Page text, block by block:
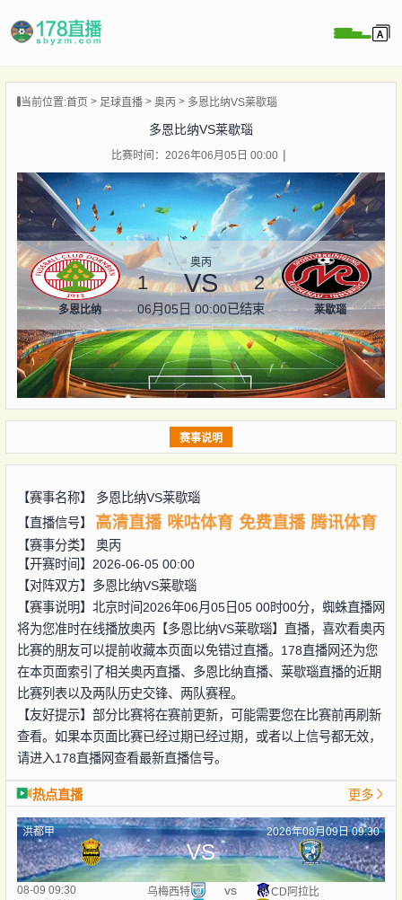
当前位置:首页 足球直播 奥丙 多恩比纳VS莱歇瑙
多恩比纳VS莱歇瑙
比赛时间：2026年06月05日 00:00
多恩比纳
奥丙
1 VS 2
06月05日 00:00已结束 莱歇瑙
赛事说明
【赛事名称】 多恩比纳VS莱歇瑙
【直播信号】
高清直播 咪咕体育 免费直播 腾讯体育
【赛事分类】 奥丙
【开赛时间】2026-06-05 00:00
【对阵双方】 多恩比纳VS莱歇瑙
【赛事说明】北京时间2026年06月05日05 00时00分，蜘蛛直播网
将为您准时在线播放奥丙【多恩比纳VS莱歇瑙】直播，喜欢看奥丙
比赛的朋友可以提前收藏本页面以免错过直播。178直播网还为您
在本页面索引了相关奥丙直播、多恩比纳直播、莱歇瑙直播的近期
比赛列表以及两队历史交锋、两队赛程。
【友好提示】部分比赛将在赛前更新，可能需要您在比赛前再刷新
查看。如果本页面比赛已经过期已经过期，或者以上信号都无效，
请进入178直播网查看最新直播信号。
热点直播 更多
洪都甲 2026年08月09日 09:30
VS
08-09 09:30 乌梅西特 vs
CD阿拉比